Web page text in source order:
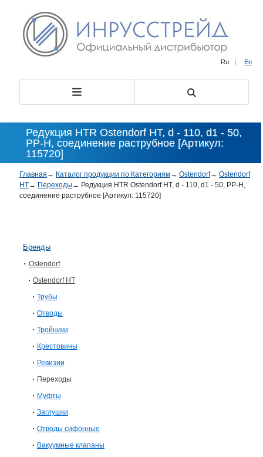
Ru | En
Редукция HTR Ostendorf HT, d - 110, d1 - 50,
PP-H, соединение раструбное [Артикул:
115720]
Главная → Каталог продукции по Категориям→ Ostendorf→ Ostendorf
HT→ Переходы → Редукция HTR Ostendorf HT, d - 110, d1 - 50, PP-H,
соединение раструбное [Артикул: 115720]
Бренды
Ostendorf
Ostendorf HT
Трубы
Отводы
Тройники
Крестовины
Ревизии
Переходы
Муфты
Заглушки
Отводы сифонные
Вакуумные клапаны